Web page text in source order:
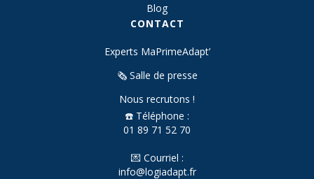
Blog
CONTACT
Experts MaPrimeAdapt’
🗞️ Salle de presse
Nous recrutons !
☎️ Téléphone :
01 89 71 52 70
💌 Courriel :
info@logiadapt.fr